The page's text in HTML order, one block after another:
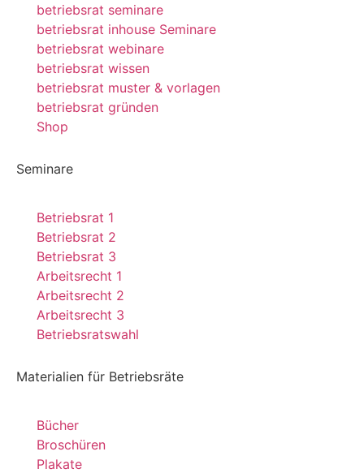
betriebsrat seminare
betriebsrat inhouse Seminare
betriebsrat webinare
betriebsrat wissen
betriebsrat muster & vorlagen
betriebsrat gründen
Shop
Seminare
Betriebsrat 1
Betriebsrat 2
Betriebsrat 3
Arbeitsrecht 1
Arbeitsrecht 2
Arbeitsrecht 3
Betriebsratswahl
Materialien für Betriebsräte
Bücher
Broschüren
Plakate